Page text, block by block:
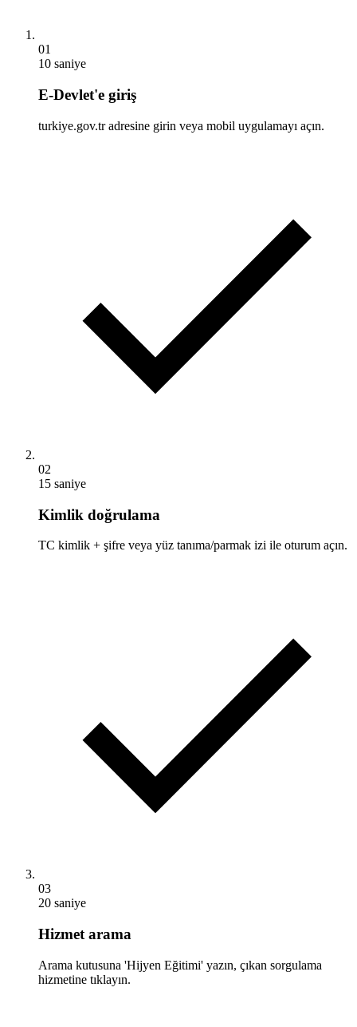
01
10 saniye
E-Devlet'e giriş
turkiye.gov.tr adresine girin veya mobil uygulamayı açın.
02
15 saniye
Kimlik doğrulama
TC kimlik + şifre veya yüz tanıma/parmak izi ile oturum açın.
03
20 saniye
Hizmet arama
Arama kutusuna 'Hijyen Eğitimi' yazın, çıkan sorgulama
hizmetine tıklayın.